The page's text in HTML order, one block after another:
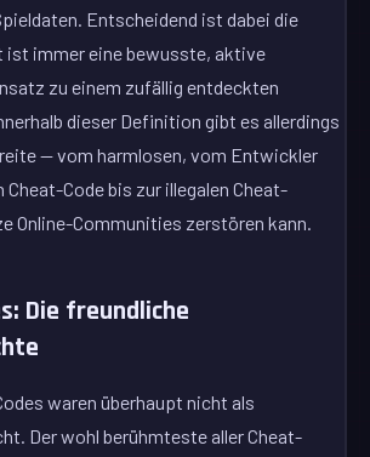
Entscheidend ist dabei die
ist immer eine bewusste, aktive
zu einem zufällig entdeckten
dieser Definition gibt es allerdings
— vom harmlosen, vom Entwickler
Code bis zur illegalen Cheat-
Online-Communities zerstören kann.
Die freundliche
waren überhaupt nicht als
Der wohl berühmteste aller Cheat-